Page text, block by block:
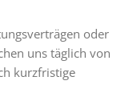
oder
uns täglich von
kurzfristige